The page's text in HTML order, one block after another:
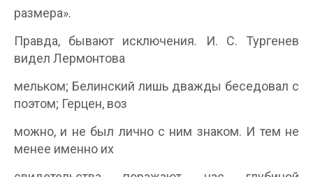
размера».
Правда, бывают исключения. И. С. Тургенев
видел Лермонтова
мельком; Белинский лишь дважды беседовал с
поэтом; Герцен, воз­
можно, и не был лично с ним знаком. И тем не
менее именно их